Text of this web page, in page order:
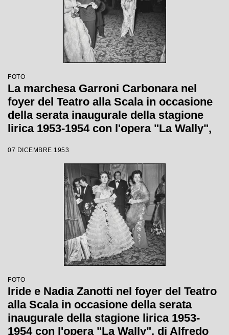
FOTO
La marchesa Garroni Carbonara nel
foyer del Teatro alla Scala in occasione
della serata inaugurale della stagione
lirica 1953-1954 con l'opera "La Wally",
Maria Giulini, con la regia di Tatiana
07 DICEMBRE 1953
FOTO
Iride e Nadia Zanotti nel foyer del Teatro
alla Scala in occasione della serata
inaugurale della stagione lirica 1953-
1954 con l'opera "La Wally", di Alfredo